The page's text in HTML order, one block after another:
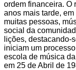
ordem financeira. O
anos mais tarde,
muitas pessoas,
social da
lições, destacando-
iniciam um
escola de música
em 25 de Abril de